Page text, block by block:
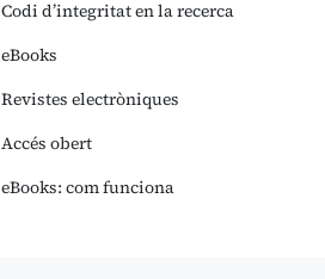
Codi d’integritat en la recerca
eBooks
Revistes electròniques
Accés obert
eBooks: com funciona